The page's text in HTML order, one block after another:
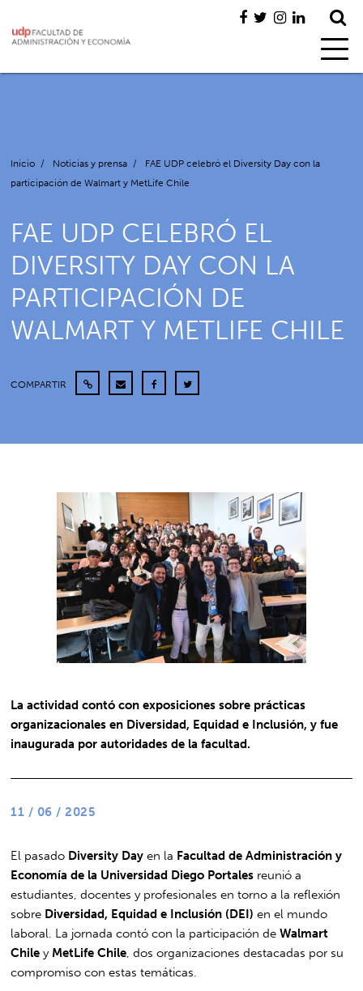
Inicio / Noticias y prensa /
FAE UDP celebró el Diversity Day con la
participación de Walmart y MetLife Chile
FAE UDP CELEBRÓ EL
DIVERSITY DAY CON LA
PARTICIPACIÓN DE
WALMART Y METLIFE CHILE
COMPARTIR
La actividad contó con exposiciones sobre prácticas
organizacionales en Diversidad, Equidad e Inclusión, y fue
inaugurada por autoridades de la facultad.
11 / 06 / 2025
El pasado Diversity Day en la Facultad de Administración y
Economía de la Universidad Diego Portales reunió a
estudiantes, docentes y profesionales en torno a la reflexión
sobre Diversidad, Equidad e Inclusión (DEI) en el mundo
laboral. La jornada contó con la participación deWalmart
Chile y MetLife Chile , dos organizaciones destacadas por su
compromiso con estas temáticas.